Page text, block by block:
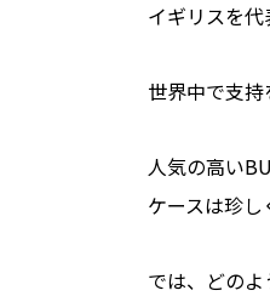
イギリスを代
世界中で支持
人気の高い
ケースは珍し
では、どのよ